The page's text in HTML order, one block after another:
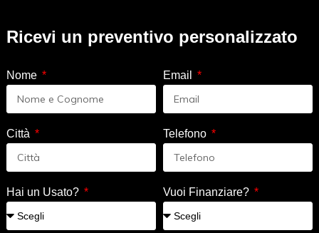
Ricevi un preventivo personalizzato
Nome Email
Città Telefono
Hai un Usato? Vuoi Finanziare?